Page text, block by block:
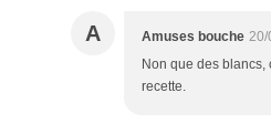
A Amuses bouche 20/
Non que des
recette.